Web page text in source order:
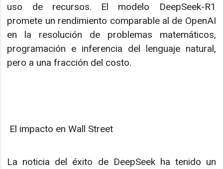
uso de recursos. El modelo DeepSeek-R1
promete un rendimiento comparable al de OpenAI
en la resolución de problemas matemáticos,
programación e inferencia del lenguaje natural,
pero a una fracción del costo.
El impacto en Wall Street
La noticia del éxito de DeepSeek ha tenido un